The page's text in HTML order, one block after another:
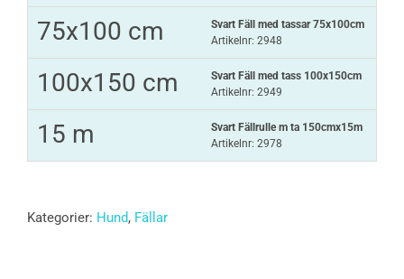
75x100 cm
Svart Fäll med tassar 75x100cm
Artikelnr: 2948
100x150 cm
Svart Fäll med tass 100x150cm
Artikelnr: 2949
15 m
Svart Fällrulle m ta 150cmx15m
Artikelnr: 2978
Kategorier: Hund, Fällar